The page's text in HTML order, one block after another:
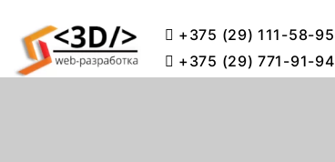
+375 (29) 111-58-95
+375 (29) 771-91-94